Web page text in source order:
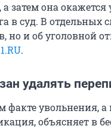
она окажется
в суд. В отдельных
и об уголовной
.
удалять
увольнения, а
объясняет в